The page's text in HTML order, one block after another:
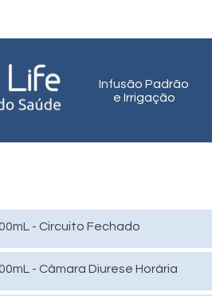
Infusão Padrão
e Irrigação
- Circuito Fechado
- Câmara Diurese Horária